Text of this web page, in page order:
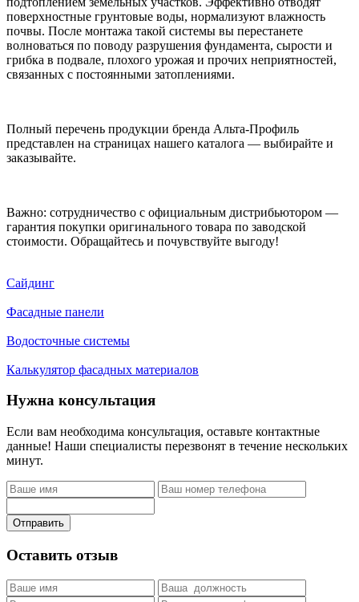
поверхностные грунтовые воды, нормализуют влажность
почвы. После монтажа такой системы вы перестанете
волноваться по поводу разрушения фундамента, сырости и
грибка в подвале, плохого урожая и прочих неприятностей,
связанных с постоянными затоплениями.
Полный перечень продукции бренда Альта-Профиль
представлен на страницах нашего каталога — выбирайте и
заказывайте.
Важно: сотрудничество с официальным дистрибьютором —
гарантия покупки оригинального товара по заводской
стоимости. Обращайтесь и почувствуйте выгоду!
Сайдинг
Фасадные панели
Водосточные системы
Калькулятор фасадных материалов
Нужна консультация
Если вам необходима консультация, оставьте контактные
данные! Наши специалисты перезвонят в течение нескольких
минут.
Отправить
Оставить отзыв